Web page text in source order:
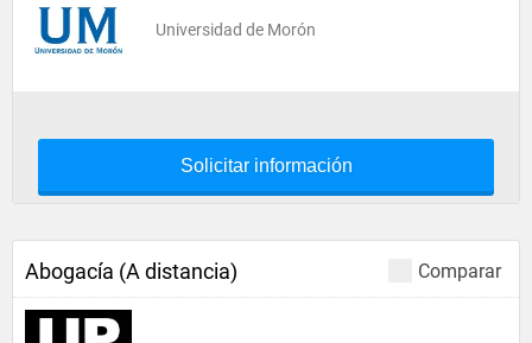
Universidad de Morón
Solicitar información
Comparar
Abogacía (A distancia)